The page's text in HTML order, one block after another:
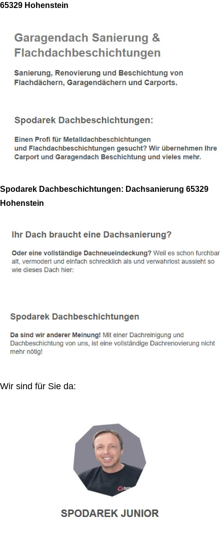
65329 Hohenstein
Spodarek Dachbeschichtungen: Dachsanierung 65329
Hohenstein
Wir sind für Sie da: